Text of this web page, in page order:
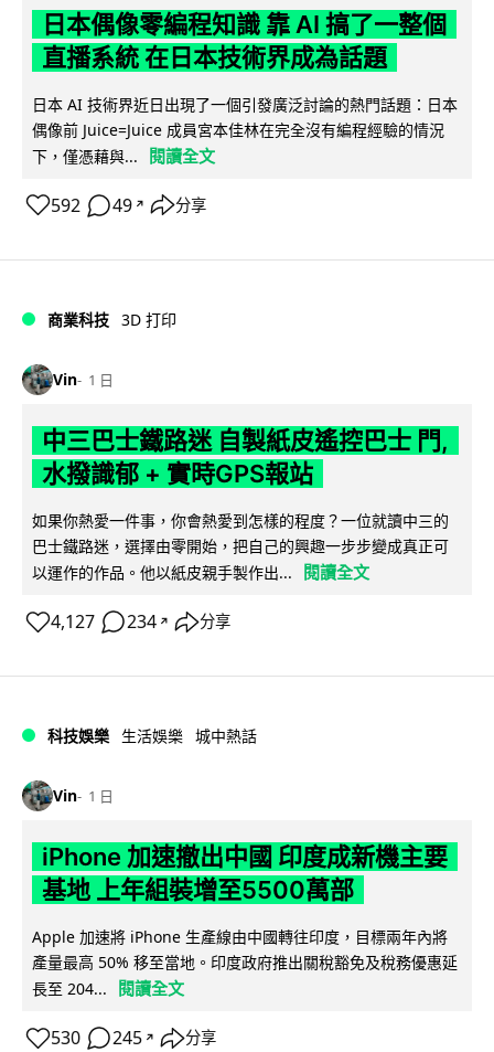
日本偶像零編程知識 靠 AI 搞了一整個
直播系統 在日本技術界成為話題
日本 AI 技術界近日出現了一個引發廣泛討論的熱門話題：日本
偶像前 Juice=Juice 成員宮本佳林在完全沒有編程經驗的情況
下，僅憑藉與...
閱讀全文
592 49 ↗ 分享
商業科技 3D 打印
Vin 1 日
中三巴士鐵路迷 自製紙皮遙控巴士 門,
水撥識郁 + 實時GPS報站
如果你熱愛一件事，你會熱愛到怎樣的程度？一位就讀中三的
巴士鐵路迷，選擇由零開始，把自己的興趣一步步變成真正可
以運作的作品。他以紙皮親手製作出...
閱讀全文
4,127 234 ↗ 分享
科技娛樂 生活娛樂 城中熱話
Vin 1 日
iPhone 加速撤出中國 印度成新機主要
基地 上年組裝增至5500萬部
Apple 加速將 iPhone 生產線由中國轉往印度，目標兩年內將
產量最高 50% 移至當地。印度政府推出關稅豁免及稅務優惠延
長至 204...
閱讀全文
530 245 ↗ 分享